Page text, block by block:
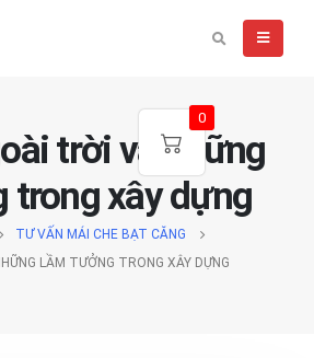
trời và những
trong xây dựng
TƯ VẤN MÁI CHE BẠT CĂNG
LẦM TƯỞNG TRONG XÂY DỰNG
0